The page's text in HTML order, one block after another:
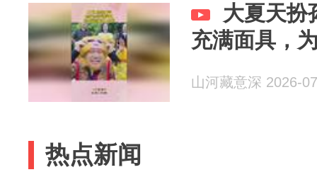
大夏天扮
充满面具，
山河藏意深 2026-
热点新闻